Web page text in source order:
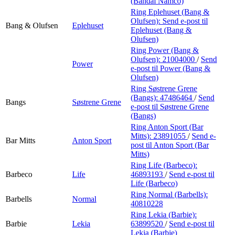
Bang & Olufsen Eplehuset
Ring Eplehuset (Bang &
Olufsen): Send e-post til
Eplehuset (Bang &
Olufsen)
Power
Ring Power (Bang &
Olufsen): 21004000 / Send
e-post til Power (Bang &
Olufsen)
Bangs Søstrene Grene
Ring Søstrene Grene
(Bangs): 47486464 / Send
e-post til Søstrene Grene
(Bangs)
Bar Mitts Anton Sport
Ring Anton Sport (Bar
Mitts): 23891055 / Send e-
post til Anton Sport (Bar
Mitts)
Barbeco Life
Ring Life (Barbeco):
46893193 / Send e-post til
Life (Barbeco)
Barbells
Normal
Ring Normal (Barbells):
40810228
Barbie Lekia
Ring Lekia (Barbie):
63899520 / Send e-post til
Lekia (Barbie)